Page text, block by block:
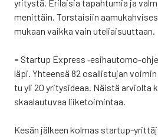
yri­tys­tä. Eri­lai­sia tapah­tu­mia ja
me­nit­täin. Tors­tai­siin
mukaan vaik­ka vain ute­liai­suut­taan.
- Star­tup Express ‑esi­hau­to­mo-
läpi. Yhteen­sä 82 osal­lis­tu­jan
tu yli 20 yri­ty­si­de­aa. Näis­tä arviol­ta
skaa­lau­tu­vaa lii­ke­toi­min­taa.
Kesän jäl­keen kol­mas star­tup-